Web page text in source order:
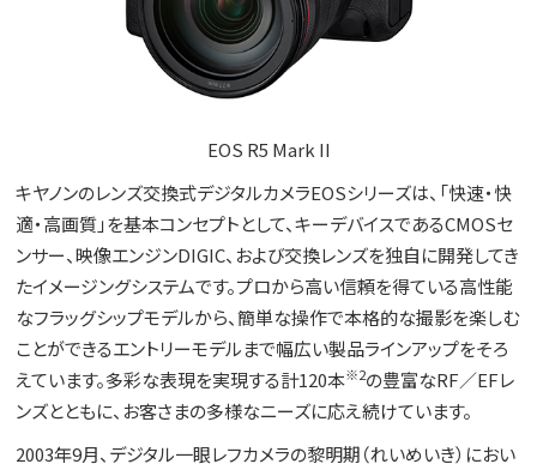
EOS R5 Mark II
キヤノンのレンズ交換式デジタルカメラEOSシリーズは、「快速・快
適・高画質」を基本コンセプトとして、キーデバイスであるCMOSセ
ンサー、映像エンジンDIGIC、および交換レンズを独自に開発してき
たイメージングシステムです。プロから高い信頼を得ている高性能
なフラッグシップモデルから、簡単な操作で本格的な撮影を楽しむ
ことができるエントリーモデルまで幅広い製品ラインアップをそろ
えています。多彩な表現を実現する計120本※2の豊富なRF／EFレ
ンズとともに、お客さまの多様なニーズに応え続けています。
2003年9月、デジタル一眼レフカメラの黎明期（れいめいき）におい